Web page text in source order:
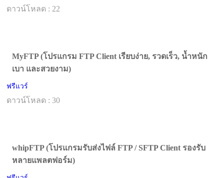
ดาวน์โหลด : 22
MyFTP (โปรแกรม FTP Client เรียบง่าย, รวดเร็ว, น้ำหนัก
เบา และสวยงาม)
ฟรีแวร์
ดาวน์โหลด : 30
whipFTP (โปรแกรมรับส่งไฟล์ FTP / SFTP Client รองรับ
หลายแพลตฟอร์ม)